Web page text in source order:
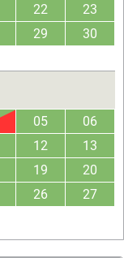
22
23
29
30
05
06
12
13
19
20
26
27